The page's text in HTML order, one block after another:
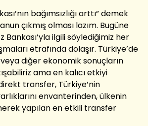
bağımsızlığı arttı” demek
çıkmış olması lazım. Bugüne
Bankası’yla ilgili söylediğimiz her
etrafında dolaşır. Türkiye’de
diğer ekonomik sonuçların
ama en kalıcı etkiyi
transfer, Türkiye’nin
envanterinden, ülkenin
yapılan en etkili transfer